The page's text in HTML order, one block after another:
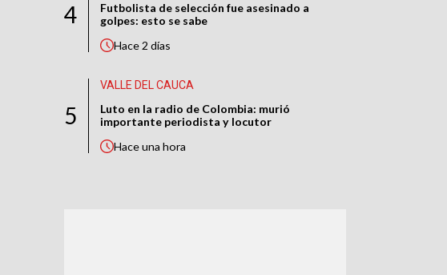
4
Futbolista de selección fue asesinado a
golpes: esto se sabe
Hace2 días
5
VALLE DEL CAUCA
Luto en la radio de Colombia: murió
importante periodista y locutor
Haceuna hora